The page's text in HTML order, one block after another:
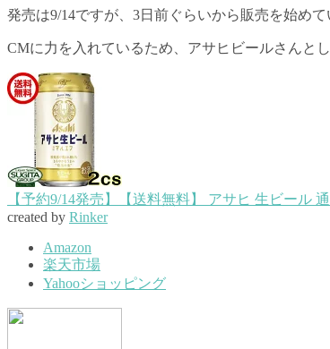
発売は9/14ですが、3日前ぐらいから販売を始め
CMに力を入れているため、アサヒビールさんと
【予約9/14発売】【送料無料】 アサヒ 生ビール
created by Rinker
Amazon
楽天市場
Yahooショッピング